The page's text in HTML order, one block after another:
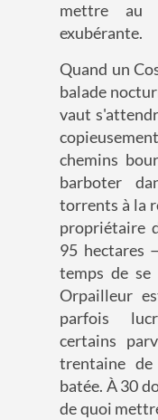
mettre au
exubérante.
Quand un
balade
vaut
chemins
barboter
torrents à la
propriétaire
95 hectares
temps de se
Orpailleur
parfois
certains
trentaine
batée. À 30
de quoi